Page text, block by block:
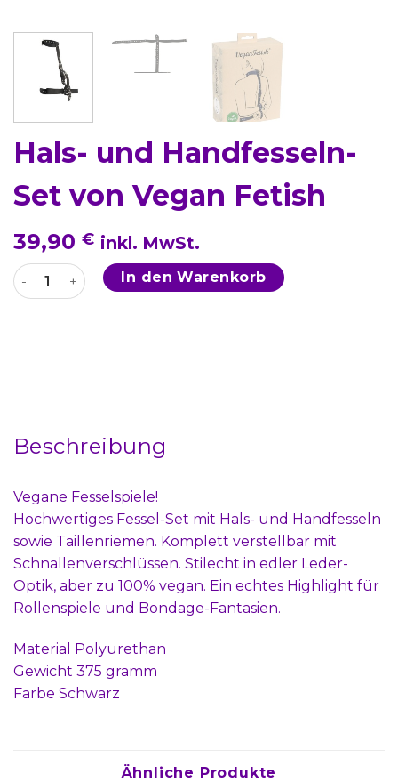
Hals- und Handfesseln-
Set von Vegan Fetish
39,90 € inkl. MwSt.
Hals- und Handfesseln-Set von Vegan Fetish Menge
In den Warenkorb
Beschreibung
Vegane Fesselspiele!
Hochwertiges Fessel-Set mit Hals- und Handfesseln
sowie Taillenriemen. Komplett verstellbar mit
Schnallenverschlüssen. Stilecht in edler Leder-
Optik, aber zu 100% vegan. Ein echtes Highlight für
Rollenspiele und Bondage-Fantasien.
Material Polyurethan
Gewicht 375 gramm
Farbe Schwarz
Ähnliche Produkte